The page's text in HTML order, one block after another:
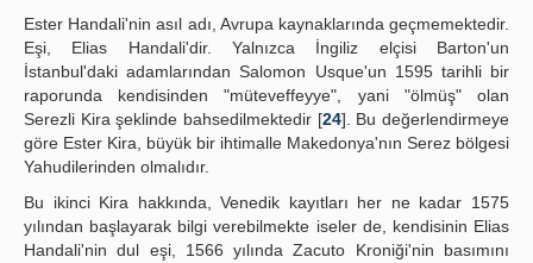
Ester Handali'nin asıl adı, Avrupa kaynaklarında geçmemektedir.
Eşi, Elias Handali'dir. Yalnızca İngiliz elçisi Barton'un
İstanbul'daki adamlarından Salomon Usque'un 1595 tarihli bir
raporunda kendisinden "müteveffeyye", yani "ölmüş" olan
Serezli Kira şeklinde bahsedilmektedir [24]. Bu değerlendirmeye
göre Ester Kira, büyük bir ihtimalle Makedonya'nın Serez bölgesi
Yahudilerinden olmalıdır.
Bu ikinci Kira hakkında, Venedik kayıtları her ne kadar 1575
yılından başlayarak bilgi verebilmekte iseler de, kendisinin Elias
Handali'nin dul eşi, 1566 yılında Zacuto Kroniği'nin basımını